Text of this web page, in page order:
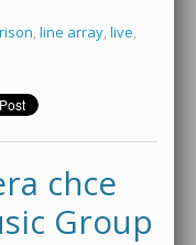
, line array, live,
chce
Group